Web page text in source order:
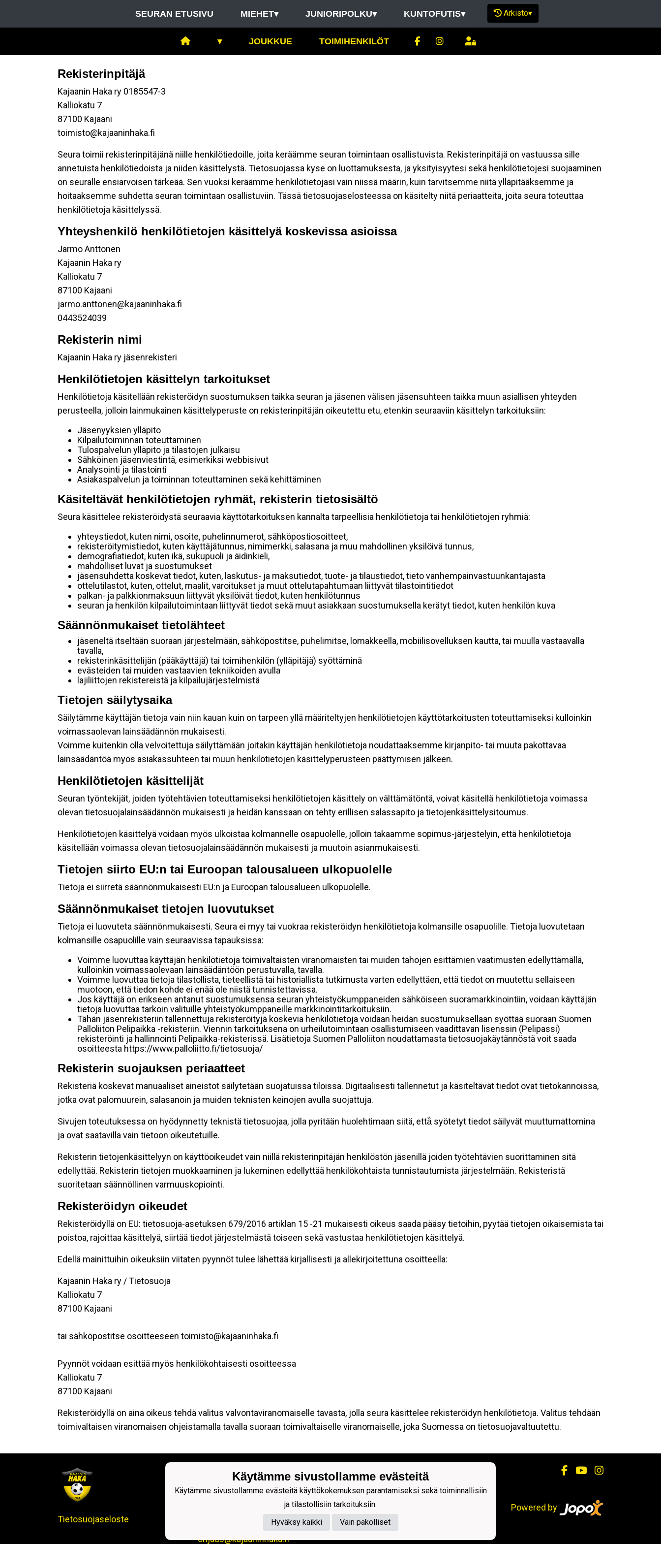
SEURAN ETUSIVU MIEHET▾ JUNIORIPOLKU▾ KUNTOFUTIS▾ Arkisto▾
▾ JOUKKUE TOIMIHENKILÖT
Rekisterinpitäjä
Kajaanin Haka ry 0185547-3
Kalliokatu 7
87100 Kajaani
toimisto@kajaaninhaka.fi
Seura toimii rekisterinpitäjänä niille henkilötiedoille, joita keräämme seuran toimintaan osallistuvista. Rekisterinpitäjä on vastuussa sille
annetuista henkilötiedoista ja niiden käsittelystä. Tietosuojassa kyse on luottamuksesta, ja yksityisyytesi sekä henkilötietojesi suojaaminen
on seuralle ensiarvoisen tärkeää. Sen vuoksi keräämme henkilötietojasi vain niissä määrin, kuin tarvitsemme niitä ylläpitääksemme ja
hoitaaksemme suhdetta seuran toimintaan osallistuviin. Tässä tietosuojaselosteessa on käsitelty niitä periaatteita, joita seura toteuttaa
henkilötietoja käsittelyssä.
Yhteyshenkilö henkilötietojen käsittelyä koskevissa asioissa
Jarmo Anttonen
Kajaanin Haka ry
Kalliokatu 7
87100 Kajaani
jarmo.anttonen@kajaaninhaka.fi
0443524039
Rekisterin nimi
Kajaanin Haka ry jäsenrekisteri
Henkilötietojen käsittelyn tarkoitukset
Henkilötietoja käsitellään rekisteröidyn suostumuksen taikka seuran ja jäsenen välisen jäsensuhteen taikka muun asiallisen yhteyden
perusteella, jolloin lainmukainen käsittelyperuste on rekisterinpitäjän oikeutettu etu, etenkin seuraaviin käsittelyn tarkoituksiin:
Jäsenyyksien ylläpito
Kilpailutoiminnan toteuttaminen
Tulospalvelun ylläpito ja tilastojen julkaisu
Sähköinen jäsenviestintä, esimerkiksi webbisivut
Analysointi ja tilastointi
Asiakaspalvelun ja toiminnan toteuttaminen sekä kehittäminen
Käsiteltävät henkilötietojen ryhmät, rekisterin tietosisältö
Seura käsittelee rekisteröidystä seuraavia käyttötarkoituksen kannalta tarpeellisia henkilötietoja tai henkilötietojen ryhmiä:
yhteystiedot, kuten nimi, osoite, puhelinnumerot, sähköpostiosoitteet,
rekisteröitymistiedot, kuten käyttäjätunnus, nimimerkki, salasana ja muu mahdollinen yksilöivä tunnus,
demografiatiedot, kuten ikä, sukupuoli ja äidinkieli,
mahdolliset luvat ja suostumukset
jäsensuhdetta koskevat tiedot, kuten, laskutus- ja maksutiedot, tuote- ja tilaustiedot, tieto vanhempainvastuunkantajasta
ottelutilastot, kuten, ottelut, maalit, varoitukset ja muut ottelutapahtumaan liittyvät tilastointitiedot
palkan- ja palkkionmaksuun liittyvät yksilöivät tiedot, kuten henkilötunnus
seuran ja henkilön kilpailutoimintaan liittyvät tiedot sekä muut asiakkaan suostumuksella kerätyt tiedot, kuten henkilön kuva
Säännönmukaiset tietolähteet
jäseneltä itseltään suoraan järjestelmään, sähköpostitse, puhelimitse, lomakkeella, mobiilisovelluksen kautta, tai muulla vastaavalla
tavalla,
rekisterinkäsittelijän (pääkäyttäjä) tai toimihenkilön (ylläpitäjä) syöttäminä
evästeiden tai muiden vastaavien tekniikoiden avulla
lajiliittojen rekistereistä ja kilpailujärjestelmistä
Tietojen säilytysaika
Säilytämme käyttäjän tietoja vain niin kauan kuin on tarpeen yllä määriteltyjen henkilötietojen käyttötarkoitusten toteuttamiseksi kulloinkin
voimassaolevan lainsäädännön mukaisesti.
Voimme kuitenkin olla velvoitettuja säilyttämään joitakin käyttäjän henkilötietoja noudattaaksemme kirjanpito- tai muuta pakottavaa
lainsäädäntöä myös asiakassuhteen tai muun henkilötietojen käsittelyperusteen päättymisen jälkeen.
Henkilötietojen käsittelijät
Seuran työntekijät, joiden työtehtävien toteuttamiseksi henkilötietojen käsittely on välttämätöntä, voivat käsitellä henkilötietoja voimassa
olevan tietosuojalainsäädännön mukaisesti ja heidän kanssaan on tehty erillisen salassapito ja tietojenkäsittelysitoumus.
Henkilötietojen käsittelyä voidaan myös ulkoistaa kolmannelle osapuolelle, jolloin takaamme sopimus-järjestelyin, että henkilötietoja
käsitellään voimassa olevan tietosuojalainsäädännön mukaisesti ja muutoin asianmukaisesti.
Tietojen siirto EU:n tai Euroopan talousalueen ulkopuolelle
Tietoja ei siirretä säännönmukaisesti EU:n ja Euroopan talousalueen ulkopuolelle.
Säännönmukaiset tietojen luovutukset
Tietoja ei luovuteta säännönmukaisesti. Seura ei myy tai vuokraa rekisteröidyn henkilötietoja kolmansille osapuolille. Tietoja luovutetaan
kolmansille osapuolille vain seuraavissa tapauksissa:
Voimme luovuttaa käyttäjän henkilötietoja toimivaltaisten viranomaisten tai muiden tahojen esittämien vaatimusten edellyttämällä,
kulloinkin voimassaolevaan lainsäädäntöön perustuvalla, tavalla.
Voimme luovuttaa tietoja tilastollista, tieteellistä tai historiallista tutkimusta varten edellyttäen, että tiedot on muutettu sellaiseen
muotoon, että tiedon kohde ei enää ole niistä tunnistettavissa.
Jos käyttäjä on erikseen antanut suostumuksensa seuran yhteistyökumppaneiden sähköiseen suoramarkkinointiin, voidaan käyttäjän
tietoja luovuttaa tarkoin valituille yhteistyökumppaneille markkinointitarkoituksiin.
Tähän jäsenrekisteriin tallennettuja rekisteröityjä koskevia henkilötietoja voidaan heidän suostumuksellaan syöttää suoraan Suomen
Palloliiton Pelipaikka -rekisteriin. Viennin tarkoituksena on urheilutoimintaan osallistumiseen vaadittavan lisenssin (Pelipassi)
rekisteröinti ja hallinnointi Pelipaikka-rekisterissä. Lisätietoja Suomen Palloliiton noudattamasta tietosuojakäytännöstä voit saada
osoitteesta https://www.palloliitto.fi/tietosuoja/
Rekisterin suojauksen periaatteet
Rekisteriä koskevat manuaaliset aineistot säilytetään suojatuissa tiloissa. Digitaalisesti tallennetut ja käsiteltävät tiedot ovat tietokannoissa,
jotka ovat palomuurein, salasanoin ja muiden teknisten keinojen avulla suojattuja.
Sivujen toteutuksessa on hyödynnetty teknistä tietosuojaa, jolla pyritään huolehtimaan siitä, että̈ syötetyt tiedot säilyvät muuttumattomina
ja ovat saatavilla vain tietoon oikeutetuille.
Rekisterin tietojenkäsittelyyn on käyttöoikeudet vain niillä rekisterinpitäjän henkilöstön jäsenillä joiden työtehtävien suorittaminen sitä
edellyttää. Rekisterin tietojen muokkaaminen ja lukeminen edellyttää henkilökohtaista tunnistautumista järjestelmään. Rekisteristä
suoritetaan säännöllinen varmuuskopiointi.
Rekisteröidyn oikeudet
Rekisteröidyllä on EU: tietosuoja-asetuksen 679/2016 artiklan 15 -21 mukaisesti oikeus saada pääsy tietoihin, pyytää tietojen oikaisemista tai
poistoa, rajoittaa käsittelyä, siirtää tiedot järjestelmästä toiseen sekä vastustaa henkilötietojen käsittelyä.
Edellä mainittuihin oikeuksiin viitaten pyynnöt tulee lähettää kirjallisesti ja allekirjoitettuna osoitteella:
Kajaanin Haka ry / Tietosuoja
Kalliokatu 7
87100 Kajaani
tai sähköpostitse osoitteeseen toimisto@kajaaninhaka.fi
Pyynnöt voidaan esittää myös henkilökohtaisesti osoitteessa
Kalliokatu 7
87100 Kajaani
Rekisteröidyllä on aina oikeus tehdä valitus valvontaviranomaiselle tavasta, jolla seura käsittelee rekisteröidyn henkilötietoja. Valitus tehdään
toimivaltaisen viranomaisen ohjeistamalla tavalla suoraan toimivaltaiselle viranomaiselle, joka Suomessa on tietosuojavaltuutettu.
Tietosuojaseloste
Kajaanin Haka ry
Kalliokatu 7 (käynti koivukoskenkadulta)
87100 KAJAANI
toimisto@kajaaninhaka.fi
ohjaus@kajaaninhaka.fi
Powered by
Käytämme sivustollamme evästeitä
Käytämme sivustollamme evästeitä käyttökokemuksen parantamiseksi sekä toiminnallisiin
ja tilastollisiin tarkoituksiin.
Hyväksy kaikki
Vain pakolliset